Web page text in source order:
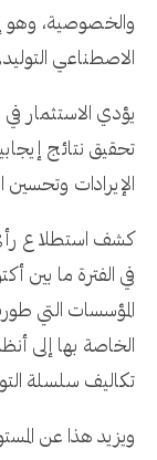
والخصوصية، وهو
الاصطناعي
يؤدي الاستثمار في
تحقيق نتائج
الإيرادات
المؤسسات التي
تكاليف سلسلة
ويزيد هذا عن